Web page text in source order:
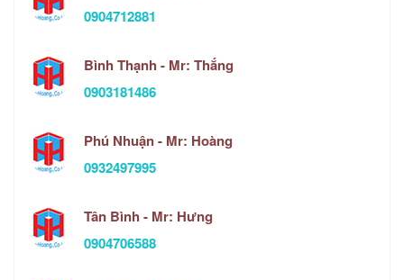
0904712881
Bình Thạnh - Mr: Thắng
0903181486
Phú Nhuận - Mr: Hoàng
0932497995
Tân Bình - Mr: Hưng
0904706588